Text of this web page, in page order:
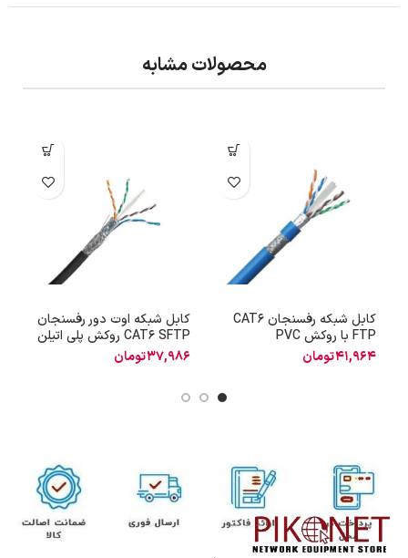
محصولات مشابه
کابل شبکه رفسنجان CAT6
FTP با روکش PVC
41,964تومان
کابل شبکه اوت دور رفسنجان
CAT6 SFTP روکش پلی اتیلن
37,986تومان